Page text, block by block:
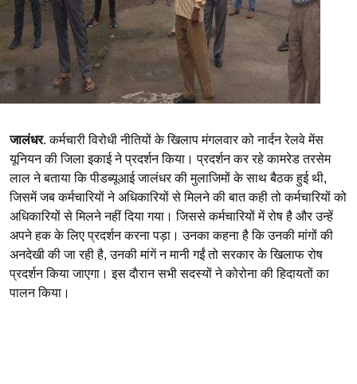
जालंधर. कर्मचारी विरोधी नीतियों के खिलाप मंगलवार को नार्दन रेलवे मेंस
यूनियन की जिला इकाई ने प्रदर्शन किया। प्रदर्शन कर रहे कामरेड तरसेम
लाल ने बताया कि पीडब्यूआई जालंधर की मुलाजिमों के साथ बैठक हुई थी,
जिसमें जब कर्मचारियों ने अधिकारियों से मिलने की बात कही तो कर्मचारियों को
अधिकारियों से मिलने नहीं दिया गया। जिससे कर्मचारियों में रोष है और उन्हें
अपने हक के लिए प्रदर्शन करना पड़ा। उनका कहना है कि उनकी मांगों की
अनदेखी की जा रही है, उनकी मांगें न मानी गईं तो सरकार के खिलाफ रोष
प्रदर्शन किया जाएगा। इस दाैरान सभी सदस्यों ने कोरोना की हिदायतों का
पालन किया।